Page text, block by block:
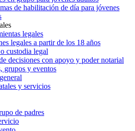
de habilitación de día para jóvenes
legales
legales a partir de los 18 años
custodia legal
decisiones con apoyo y poder notarial
grupos y eventos
y servicios
de padres